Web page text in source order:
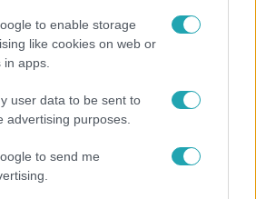
to enable storage
like cookies on web or
apps.
user data to be sent to
advertising purposes.
to send me
13:37